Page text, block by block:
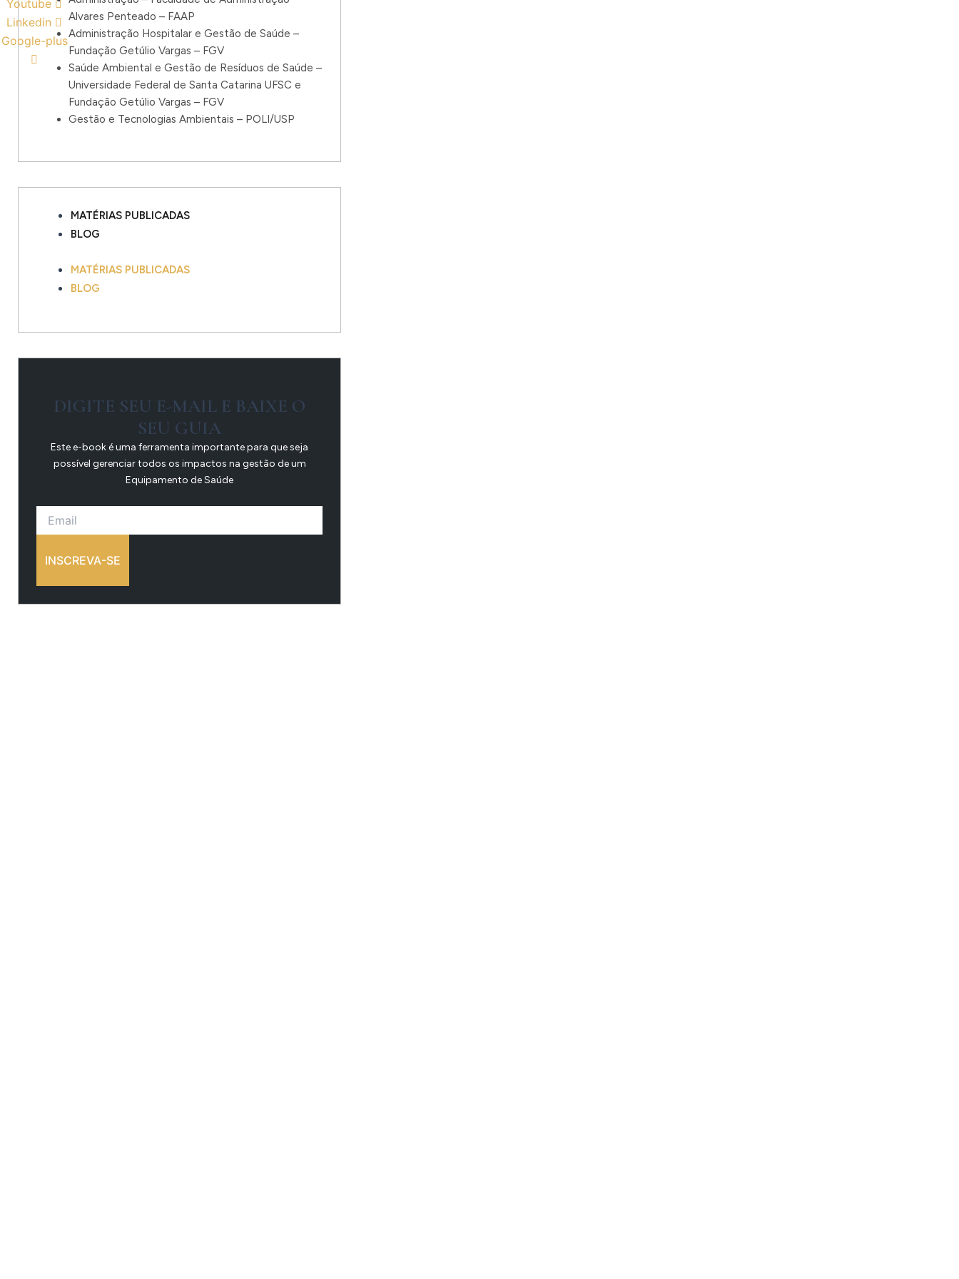
Youtube
Linkedin
Google-plus
Alvares Penteado – FAAP
Administração Hospitalar e Gestão de Saúde –
Fundação Getúlio Vargas – FGV
Saúde Ambiental e Gestão de Resíduos de Saúde –
Universidade Federal de Santa Catarina UFSC e
Fundação Getúlio Vargas – FGV
Gestão e Tecnologias Ambientais – POLI/USP
MATÉRIAS PUBLICADAS
BLOG
MATÉRIAS PUBLICADAS
BLOG
DIGITE SEU E-MAIL E BAIXE O
SEU GUIA
Este e-book é uma ferramenta importante para que seja
possível gerenciar todos os impactos na gestão de um
Equipamento de Saúde
INSCREVA-SE